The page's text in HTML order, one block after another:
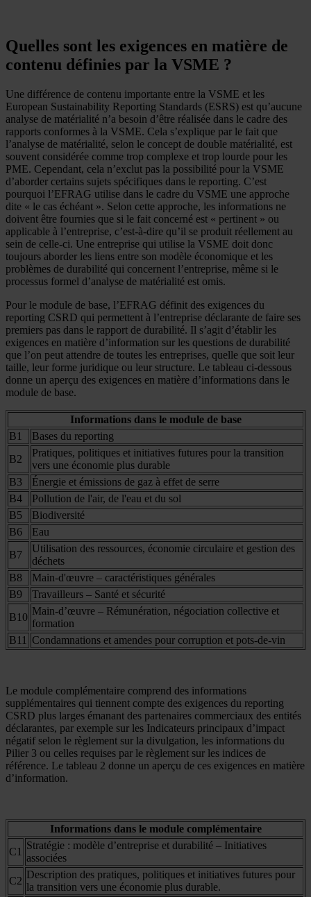
Quelles sont les exigences en matière de
contenu définies par la VSME ?
Une différence de contenu importante entre la VSME et les
European Sustainability Reporting Standards (ESRS) est qu’aucune
analyse de matérialité n’a besoin d’être réalisée dans le cadre des
rapports conformes à la VSME. Cela s’explique par le fait que
l’analyse de matérialité, selon le concept de double matérialité, est
souvent considérée comme trop complexe et trop lourde pour les
PME. Cependant, cela n’exclut pas la possibilité pour la VSME
d’aborder certains sujets spécifiques dans le reporting. C’est
pourquoi l’EFRAG utilise dans le cadre du VSME une approche
dite « le cas échéant ». Selon cette approche, les informations ne
doivent être fournies que si le fait concerné est « pertinent » ou
applicable à l’entreprise, c’est-à-dire qu’il se produit réellement au
sein de celle-ci. Une entreprise qui utilise la VSME doit donc
toujours aborder les liens entre son modèle économique et les
problèmes de durabilité qui concernent l’entreprise, même si le
processus formel d’analyse de matérialité est omis.
Pour le module de base, l’EFRAG définit des exigences du
reporting CSRD qui permettent à l’entreprise déclarante de faire ses
premiers pas dans le rapport de durabilité. Il s’agit d’établir les
exigences en matière d’information sur les questions de durabilité
que l’on peut attendre de toutes les entreprises, quelle que soit leur
taille, leur forme juridique ou leur structure. Le tableau ci-dessous
donne un aperçu des exigences en matière d’informations dans le
module de base.
Informations dans le module de base
B1
Bases du reporting
B2
Pratiques, politiques et initiatives futures pour la transition
vers une économie plus durable
B3
Énergie et émissions de gaz à effet de serre
B4
Pollution de l'air, de l'eau et du sol
B5
Biodiversité
B6
Eau
B7
Utilisation des ressources, économie circulaire et gestion des
déchets
B8
Main-d'œuvre – caractéristiques générales
B9
Travailleurs – Santé et sécurité
B10
Main-d’œuvre – Rémunération, négociation collective et
formation
B11
Condamnations et amendes pour corruption et pots-de-vin
Le module complémentaire comprend des informations
supplémentaires qui tiennent compte des exigences du reporting
CSRD plus larges émanant des partenaires commerciaux des entités
déclarantes, par exemple sur les Indicateurs principaux d’impact
négatif selon le règlement sur la divulgation, les informations du
Pilier 3 ou celles requises par le règlement sur les indices de
référence. Le tableau 2 donne un aperçu de ces exigences en matière
d’information.
Informations dans le module complémentaire
C1
Stratégie : modèle d’entreprise et durabilité – Initiatives
associées
C2
Description des pratiques, politiques et initiatives futures pour
la transition vers une économie plus durable.